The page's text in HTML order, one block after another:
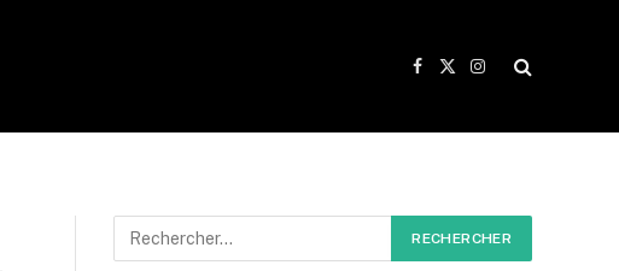
Facebook
X
Instagram